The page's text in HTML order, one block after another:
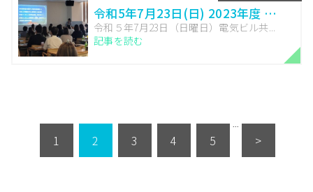
令和5年7月23日(日) 2023年度 …
令和５年7月23日（日曜日）電気ビル共...
記事を読む
1
2 3 4 5 >